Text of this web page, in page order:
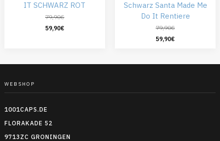
IT SCHWARZ ROT
79,90€
59,90€
Schwarz Santa Made Me
Do It Rentiere
79,90€
59,90€
WEBSHOP
1001CAPS.DE
FLORAKADE 52
9713ZC GRONINGEN